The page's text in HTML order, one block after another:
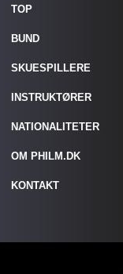
TOP
BUND
SKUESPILLERE
INSTRUKTØRER
NATIONALITETER
OM PHILM.DK
KONTAKT